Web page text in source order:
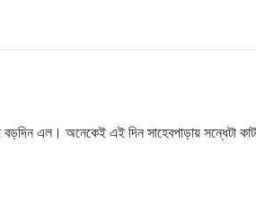
এল। অনেকেই এই দিন সাহেবপাড়ায় সন্ধেটা